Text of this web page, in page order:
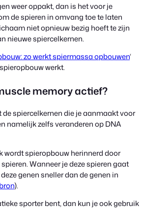
weer oppakt, dan is het voor je
de spieren in omvang toe te laten
niet opnieuw bezig hoeft te zijn
nieuwe spiercelkernen.
zo werkt spiermassa opbouwen‘
werkt.
memory actief?
de spiercelkernen die je aanmaakt voor
namelijk zelfs veranderen op DNA
wordt spieropbouw herinnerd door
Wanneer je deze spieren gaat
genen sneller dan de genen in
bron).
sporter bent, dan kun je ook gebruik